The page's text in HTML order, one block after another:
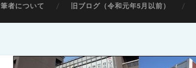
筆者について 旧ブログ（令和元年5月以前）